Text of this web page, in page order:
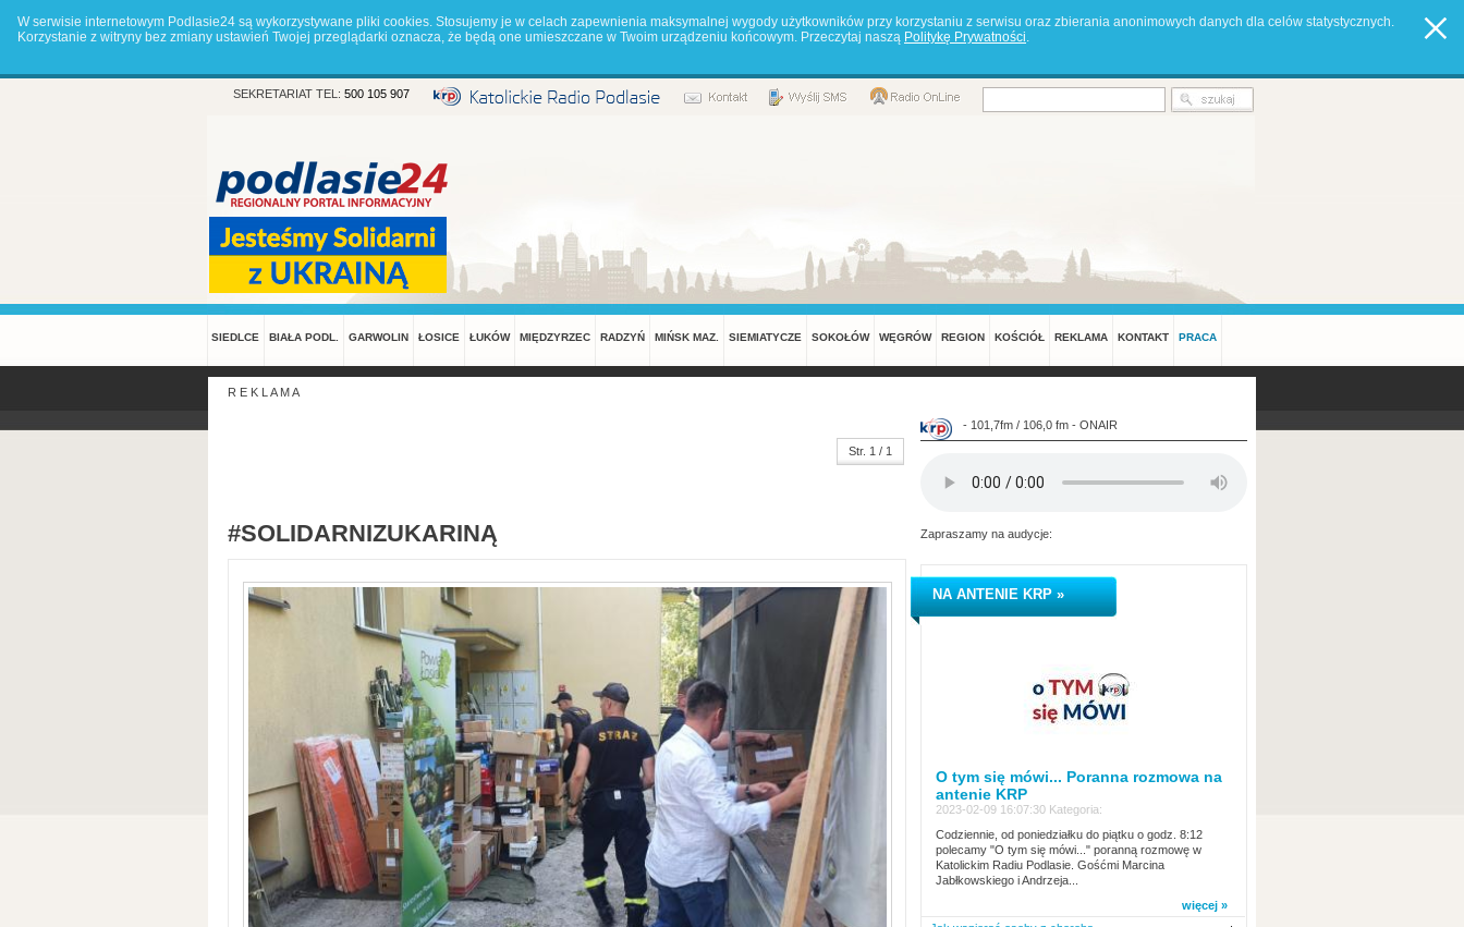
W serwisie internetowym Podlasie24 są wykorzystywane pliki cookies. Stosujemy je w celach zapewnienia maksymalnej wygody użytkowników przy korzystaniu z serwisu oraz zbierania anonimowych danych dla celów statystycznych.
Korzystanie z witryny bez zmiany ustawień Twojej przeglądarki oznacza, że będą one umieszczane w Twoim urządzeniu końcowym. Przeczytaj naszą Politykę Prywatności.
SEKRETARIAT TEL: 500 105 907
SIEDLCE BIAŁA PODL. GARWOLIN ŁOSICE ŁUKÓW MIĘDZYRZEC RADZYŃ MIŃSK MAZ. SIEMIATYCZE SOKOŁÓW WĘGRÓW REGION KOŚCIÓŁ REKLAMA KONTAKT PRACA
R E K L A M A
Str. 1 / 1
#SOLIDARNIZUKARINĄ
- 101,7fm / 106,0 fm - ONAIR
Zapraszamy na audycje:
NA ANTENIE KRP »
O tym się mówi... Poranna rozmowa na
antenie KRP
2023-02-09 16:07:30 Kategoria:
Codziennie, od poniedziałku do piątku o godz. 8:12
polecamy "O tym się mówi..." poranną rozmowę w
Katolickim Radiu Podlasie. Gośćmi Marcina
Jabłkowskiego i Andrzeja...
więcej »